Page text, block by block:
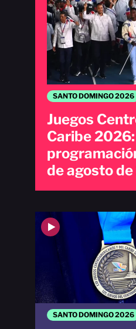
SANTO DOMINGO 2026
Juegos
Caribe
de agosto
SANTO DOMINGO 2026